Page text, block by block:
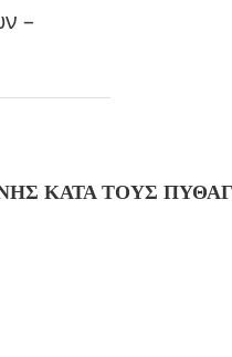
–
ΚΑΤΑ ΤΟΥΣ